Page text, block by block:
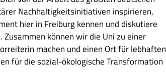
Nachhaltigkeitsinitiativen inspirieren,
hier in Freiburg kennen und diskutiere
Zusammen können wir die Uni zu einer
machen und einen Ort für lebhaften
für die sozial-ökologische Transformation